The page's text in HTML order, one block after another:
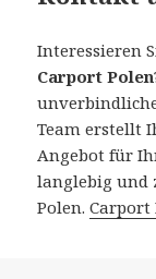
Interessieren
Carport Polen
Team erstellt
Angebot für
langlebig und
Polen.Carport